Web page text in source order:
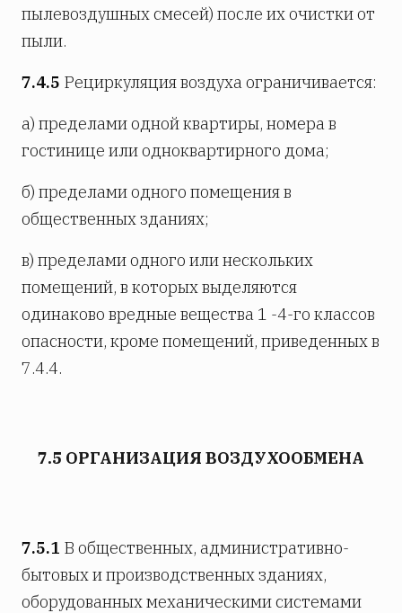
пылевоздушных смесей) после их очистки от
пыли.
7.4.5 Рециркуляция воздуха ограничивается:
а) пределами одной квартиры, номера в
гостинице или одноквартирного дома;
б) пределами одного помещения в
общественных зданиях;
в) пределами одного или нескольких
помещений, в которых выделяются
одинаково вредные вещества 1 -4-го классов
опасности, кроме помещений, приведенных в
7.4.4.
7.5 ОРГАНИЗАЦИЯ ВОЗДУХООБМЕНА
7.5.1 В общественных, административно-
бытовых и производственных зданиях,
оборудованных механическими системами